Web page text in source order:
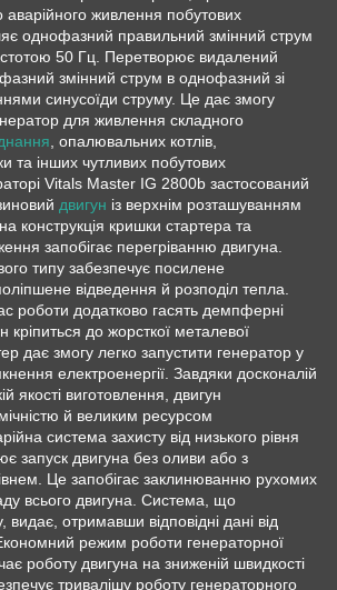
аварійного живлення побутових
однофазний правильний змінний струм
50 Гц. Перетворює видалений
змінний струм в однофазний зі
синусоїди струму. Це дає змогу
для живлення складного
, опалювальних котлів,
та інших чутливих побутових
Vitals Master IG 2800b застосований
двигун із верхнім розташуванням
конструкція кришки стартера та
запобігає перегріванню двигуна.
типу забезпечує посилене
відведення й розподіл тепла.
роботи додатково гасять демпферні
кріпиться до жорсткої металевої
дає змогу легко запустити генератор у
електроенергії. Завдяки досконалій
якості виготовлення, двигун
й великим ресурсом
система захисту від низького рівня
запуск двигуна без оливи або з
Це запобігає заклинюванню рухомих
всього двигуна. Система, що
отримавши відповідні дані від
режим роботи генераторної
роботу двигуна на зниженій швидкості
тривалішу роботу генераторного